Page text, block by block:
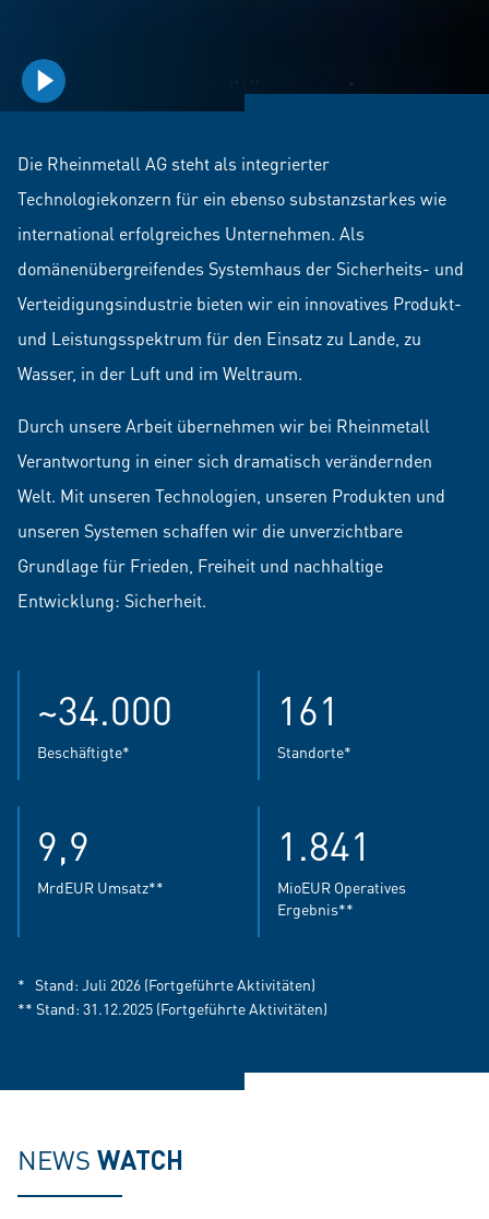
playVideo
Die Rheinmetall AG steht als integrierter
Technologiekonzern für ein ebenso substanzstarkes wie
international erfolgreiches Unternehmen. Als
domänenübergreifendes Systemhaus der Sicherheits- und
Verteidigungsindustrie bieten wir ein innovatives Produkt-
und Leistungsspektrum für den Einsatz zu Lande, zu
Wasser, in der Luft und im Weltraum.
Durch unsere Arbeit übernehmen wir bei Rheinmetall
Verantwortung in einer sich dramatisch verändernden
Welt. Mit unseren Technologien, unseren Produkten und
unseren Systemen schaffen wir die unverzichtbare
Grundlage für Frieden, Freiheit und nachhaltige
Entwicklung: Sicherheit.
~34.000
Beschäftigte*
161
Standorte*
9,9
MrdEUR Umsatz**
1.841
MioEUR Operatives
Ergebnis**
* Stand: Juli 2026 (Fortgeführte Aktivitäten)
** Stand: 31.12.2025 (Fortgeführte Aktivitäten)
NEWS WATCH